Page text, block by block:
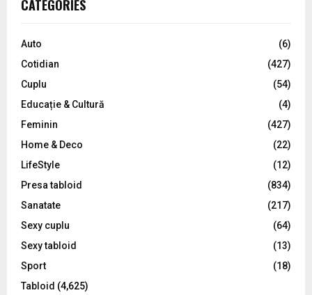
h
o
:
C
CATEGORIES
Auto
(6)
Cotidian
(427)
Cuplu
(54)
Educație & Cultură
(4)
Feminin
(427)
Home & Deco
(22)
LifeStyle
(12)
Presa tabloid
(834)
Sanatate
(217)
Sexy cuplu
(64)
Sexy tabloid
(13)
Sport
(18)
Tabloid (4,625)